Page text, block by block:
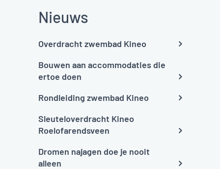
Nieuws
Overdracht zwembad Kineo
Bouwen aan accommodaties die
ertoe doen
Rondleiding zwembad Kineo
Sleuteloverdracht Kineo
Roelofarendsveen
Dromen najagen doe je nooit
alleen